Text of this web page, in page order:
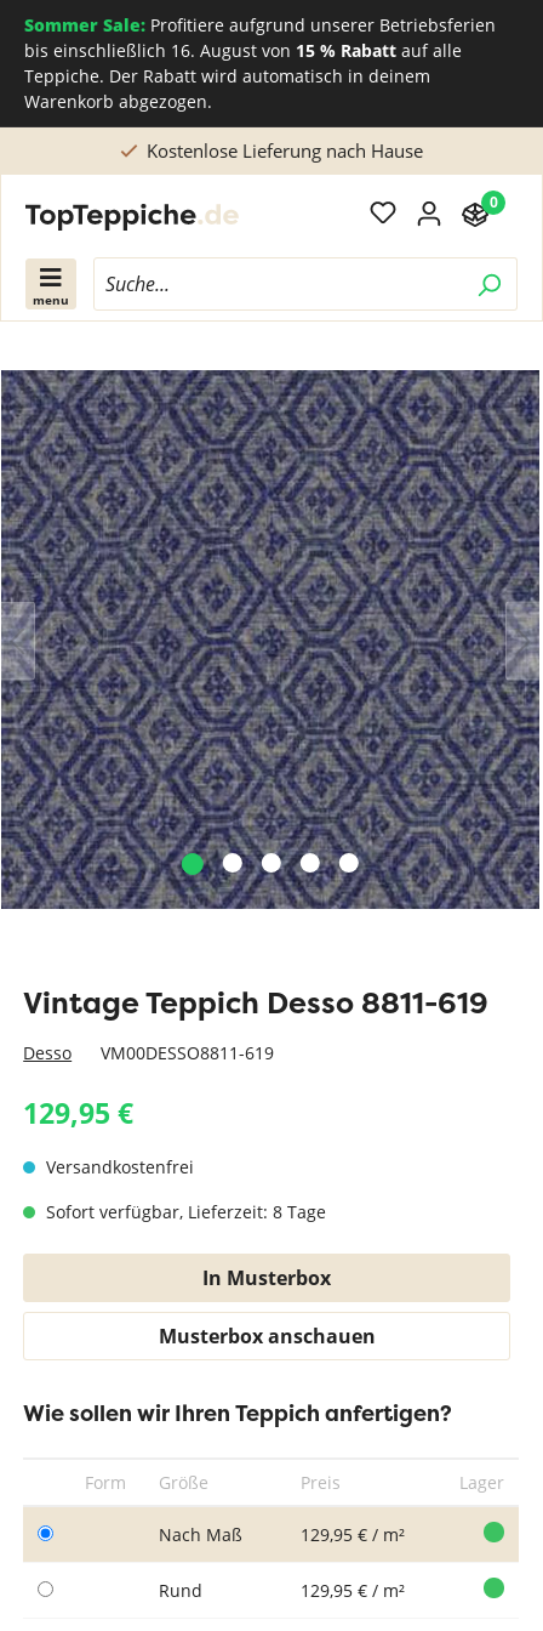
Sommer Sale: Profitiere aufgrund unserer Betriebsferien
bis einschließlich 16. August von 15 % Rabatt auf alle
Teppiche. Der Rabatt wird automatisch in deinem
Warenkorb abgezogen.
nach Hause Direkt beim
menu
0
Vintage Teppich Desso 8811-619
Desso VM00DESSO8811-619
129,95 €
Versandkostenfrei
Sofort verfügbar, Lieferzeit: 8 Tage
In Musterbox
Musterbox anschauen
Wie sollen wir Ihren Teppich anfertigen?
Form Größe Preis Lager
Nach Maß 129,95 € / m²
Rund 129,95 € / m²